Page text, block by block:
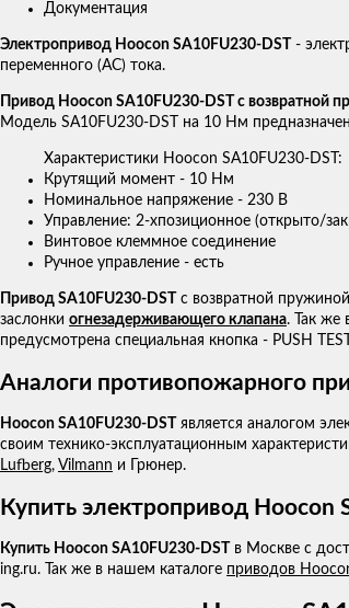
Документация
Электропривод Hoocon SA10FU230-DST -
переменного (AC) тока.
Привод Hoocon SA10FU230-DST с возвратной
Модель SA10FU230-DST на 10 Нм
Характеристики Hoocon SA10FU230-DST:
Крутящий момент - 10 Нм
Номинальное напряжение - 230 В
Управление: 2-хпозиционное (открыто/
Винтовое клеммное соединение
Ручное управление - есть
Привод SA10FU230-DST
с возвратной
заслонки огнезадерживающего клапана. Так же
предусмотрена специальная кнопка - PUSH
Аналоги противопожарного
Hoocon SA10FU230-DST является аналогом
своим технико-эксплуатационным
Lufberg, Vilmann и Грюнер.
Купить электропривод Hoocon
Купить Hoocon SA10FU230-DST
в Москве с
ing.ru. Так же в нашем каталоге приводов